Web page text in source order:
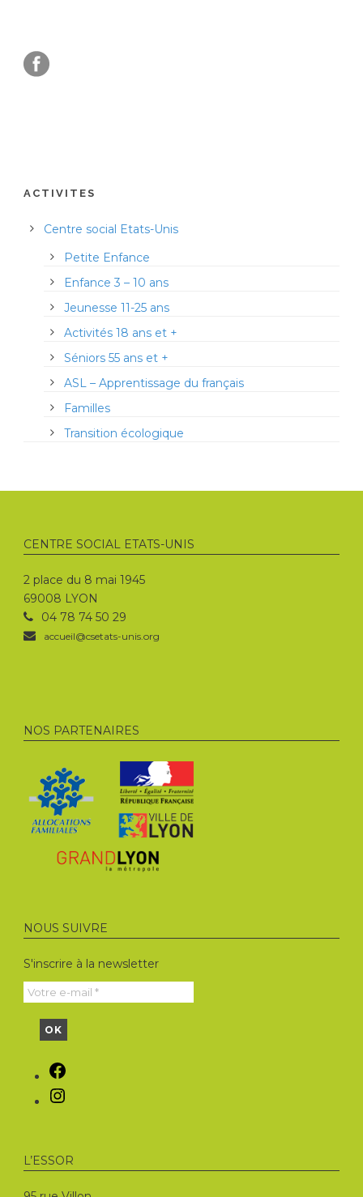
ACTIVITES
Centre social Etats-Unis
Petite Enfance
Enfance 3 – 10 ans
Jeunesse 11-25 ans
Activités 18 ans et +
Séniors 55 ans et +
ASL – Apprentissage du français
Familles
Transition écologique
CENTRE SOCIAL ETATS-UNIS
2 place du 8 mai 1945
69008 LYON
04 78 74 50 29
accueil@csetats-unis.org
NOS PARTENAIRES
NOUS SUIVRE
S'inscrire à la newsletter
L’ESSOR